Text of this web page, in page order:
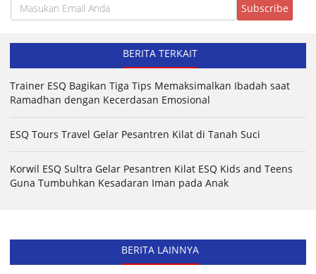
BERITA TERKAIT
Trainer ESQ Bagikan Tiga Tips Memaksimalkan Ibadah saat
Ramadhan dengan Kecerdasan Emosional
ESQ Tours Travel Gelar Pesantren Kilat di Tanah Suci
Korwil ESQ Sultra Gelar Pesantren Kilat ESQ Kids and Teens
Guna Tumbuhkan Kesadaran Iman pada Anak
BERITA LAINNYA